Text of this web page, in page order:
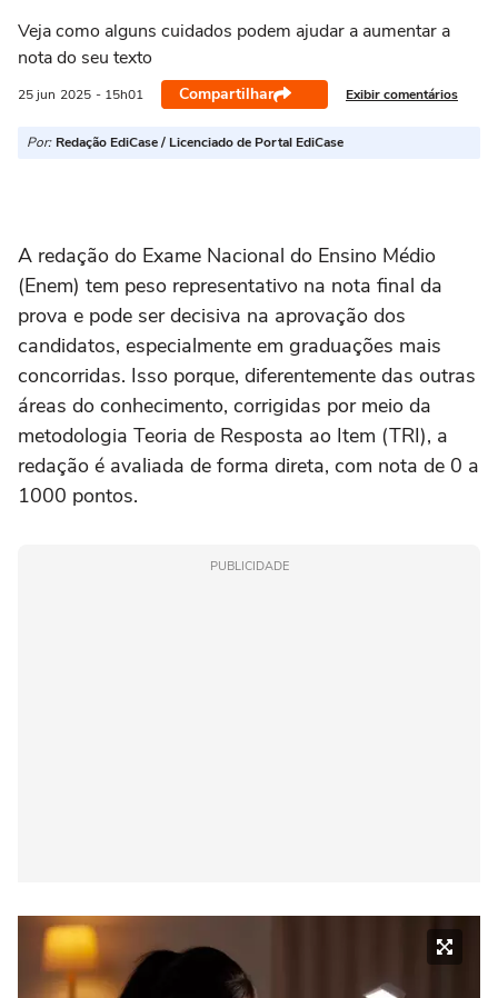
Veja como alguns cuidados podem ajudar a aumentar a
nota do seu texto
25 jun 2025 - 15h01 Compartilhar Exibir comentários
Por: Redação EdiCase / Licenciado de Portal EdiCase
A redação do Exame Nacional do Ensino Médio
(Enem) tem peso representativo na nota final da
prova e pode ser decisiva na aprovação dos
candidatos, especialmente em graduações mais
concorridas. Isso porque, diferentemente das outras
áreas do conhecimento, corrigidas por meio da
metodologia Teoria de Resposta ao Item (TRI), a
redação é avaliada de forma direta, com nota de 0 a
1000 pontos.
PUBLICIDADE